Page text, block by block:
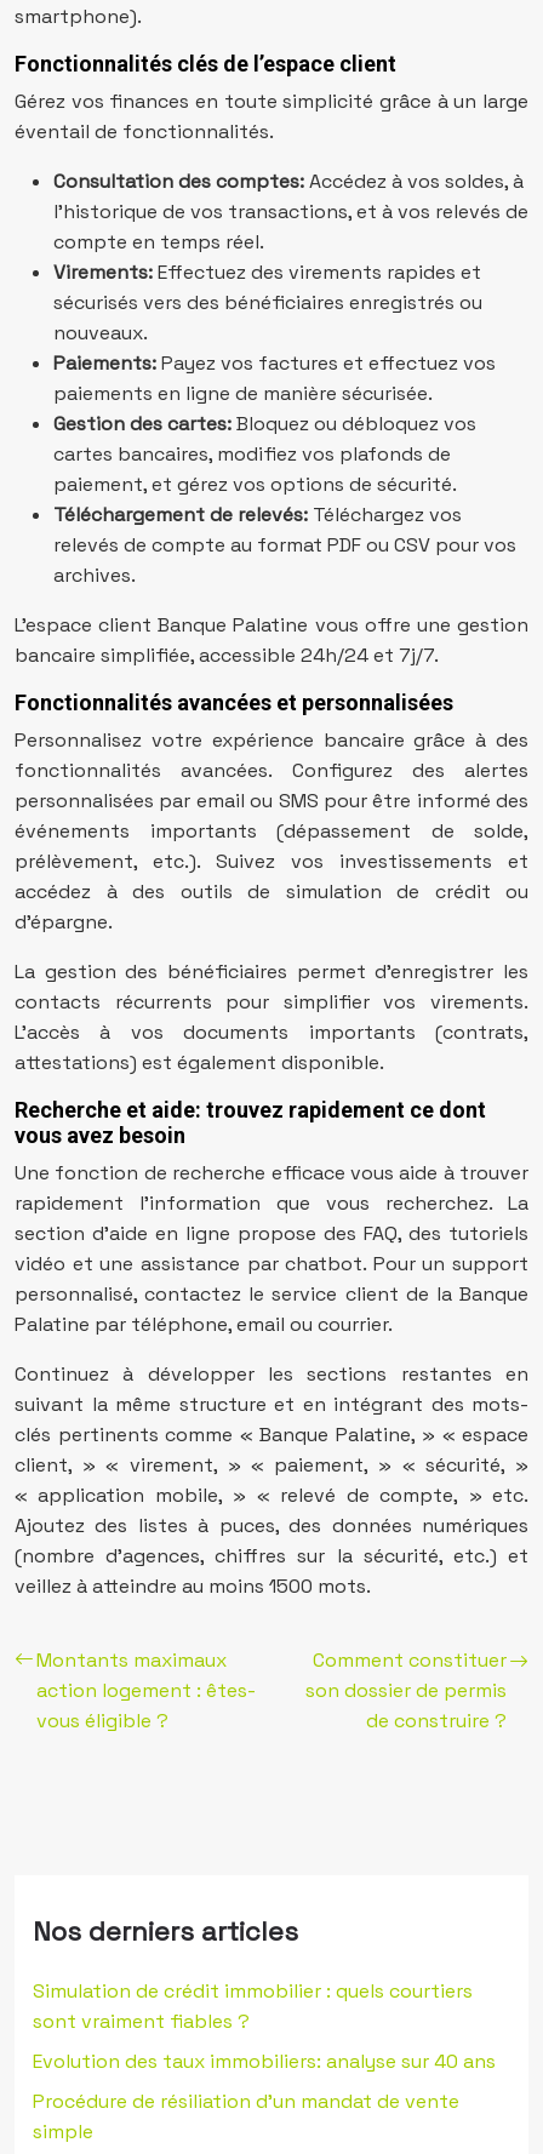
smartphone).
Fonctionnalités clés de l’espace client
Gérez vos finances en toute simplicité grâce à un large
éventail de fonctionnalités.
Consultation des comptes:Accédez à vos soldes, à
l’historique de vos transactions, et à vos relevés de
compte en temps réel.
Virements:Effectuez des virements rapides et
sécurisés vers des bénéficiaires enregistrés ou
nouveaux.
Paiements:Payez vos factures et effectuez vos
paiements en ligne de manière sécurisée.
Gestion des cartes:Bloquez ou débloquez vos
cartes bancaires, modifiez vos plafonds de
paiement, et gérez vos options de sécurité.
Téléchargement de relevés: Téléchargez vos
relevés de compte au format PDF ou CSV pour vos
archives.
L’espace client Banque Palatine vous offre une gestion
bancaire simplifiée, accessible 24h/24 et 7j/7.
Fonctionnalités avancées et personnalisées
Personnalisez votre expérience bancaire grâce à des
fonctionnalités avancées. Configurez des alertes
personnalisées par email ou SMS pour être informé des
événements importants (dépassement de solde,
prélèvement, etc.). Suivez vos investissements et
accédez à des outils de simulation de crédit ou
d’épargne.
La gestion des bénéficiaires permet d’enregistrer les
contacts récurrents pour simplifier vos virements.
L’accès à vos documents importants (contrats,
attestations) est également disponible.
Recherche et aide: trouvez rapidement ce dont
vous avez besoin
Une fonction de recherche efficace vous aide à trouver
rapidement l’information que vous recherchez. La
section d’aide en ligne propose des FAQ, des tutoriels
vidéo et une assistance par chatbot. Pour un support
personnalisé, contactez le service client de la Banque
Palatine par téléphone, email ou courrier.
Continuez à développer les sections restantes en
suivant la même structure et en intégrant des mots-
clés pertinents comme « Banque Palatine, » « espace
client, » « virement, » « paiement, » « sécurité, »
« application mobile, » « relevé de compte, » etc.
Ajoutez des listes à puces, des données numériques
(nombre d’agences, chiffres sur la sécurité, etc.) et
veillez à atteindre au moins 1500 mots.
Montants maximaux
action logement : êtes-
vous éligible ?
Comment constituer
son dossier de permis
de construire ?
Nos derniers articles
Simulation de crédit immobilier : quels courtiers
sont vraiment fiables ?
Evolution des taux immobiliers: analyse sur 40 ans
Procédure de résiliation d’un mandat de vente
simple